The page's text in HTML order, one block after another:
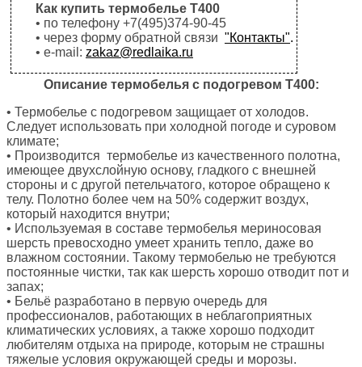
Как купить термобелье Т400
• по телефону +7(495)374-90-45
• через форму обратной связи "Контакты".
• e-mail: zakaz@redlaika.ru
Описание термобелья с подогревом Т400:
• Термобелье с подогревом защищает от холодов.
Следует использовать при холодной погоде и суровом
климате;
• Производится термобелье из качественного полотна,
имеющее двухслойную основу, гладкого с внешней
стороны и с другой петельчатого, которое обращено к
телу. Полотно более чем на 50% содержит воздух,
который находится внутри;
• Используемая в составе термобелья мериносовая
шерсть превосходно умеет хранить тепло, даже во
влажном состоянии. Такому термобелью не требуются
постоянные чистки, так как шерсть хорошо отводит пот и
запах;
• Бельё разработано в первую очередь для
профессионалов, работающих в неблагоприятных
климатических условиях, а также хорошо подходит
любителям отдыха на природе, которым не страшны
тяжелые условия окружающей среды и морозы.